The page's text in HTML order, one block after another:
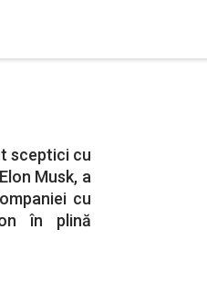
sceptici cu
Musk, a
cu
în plină